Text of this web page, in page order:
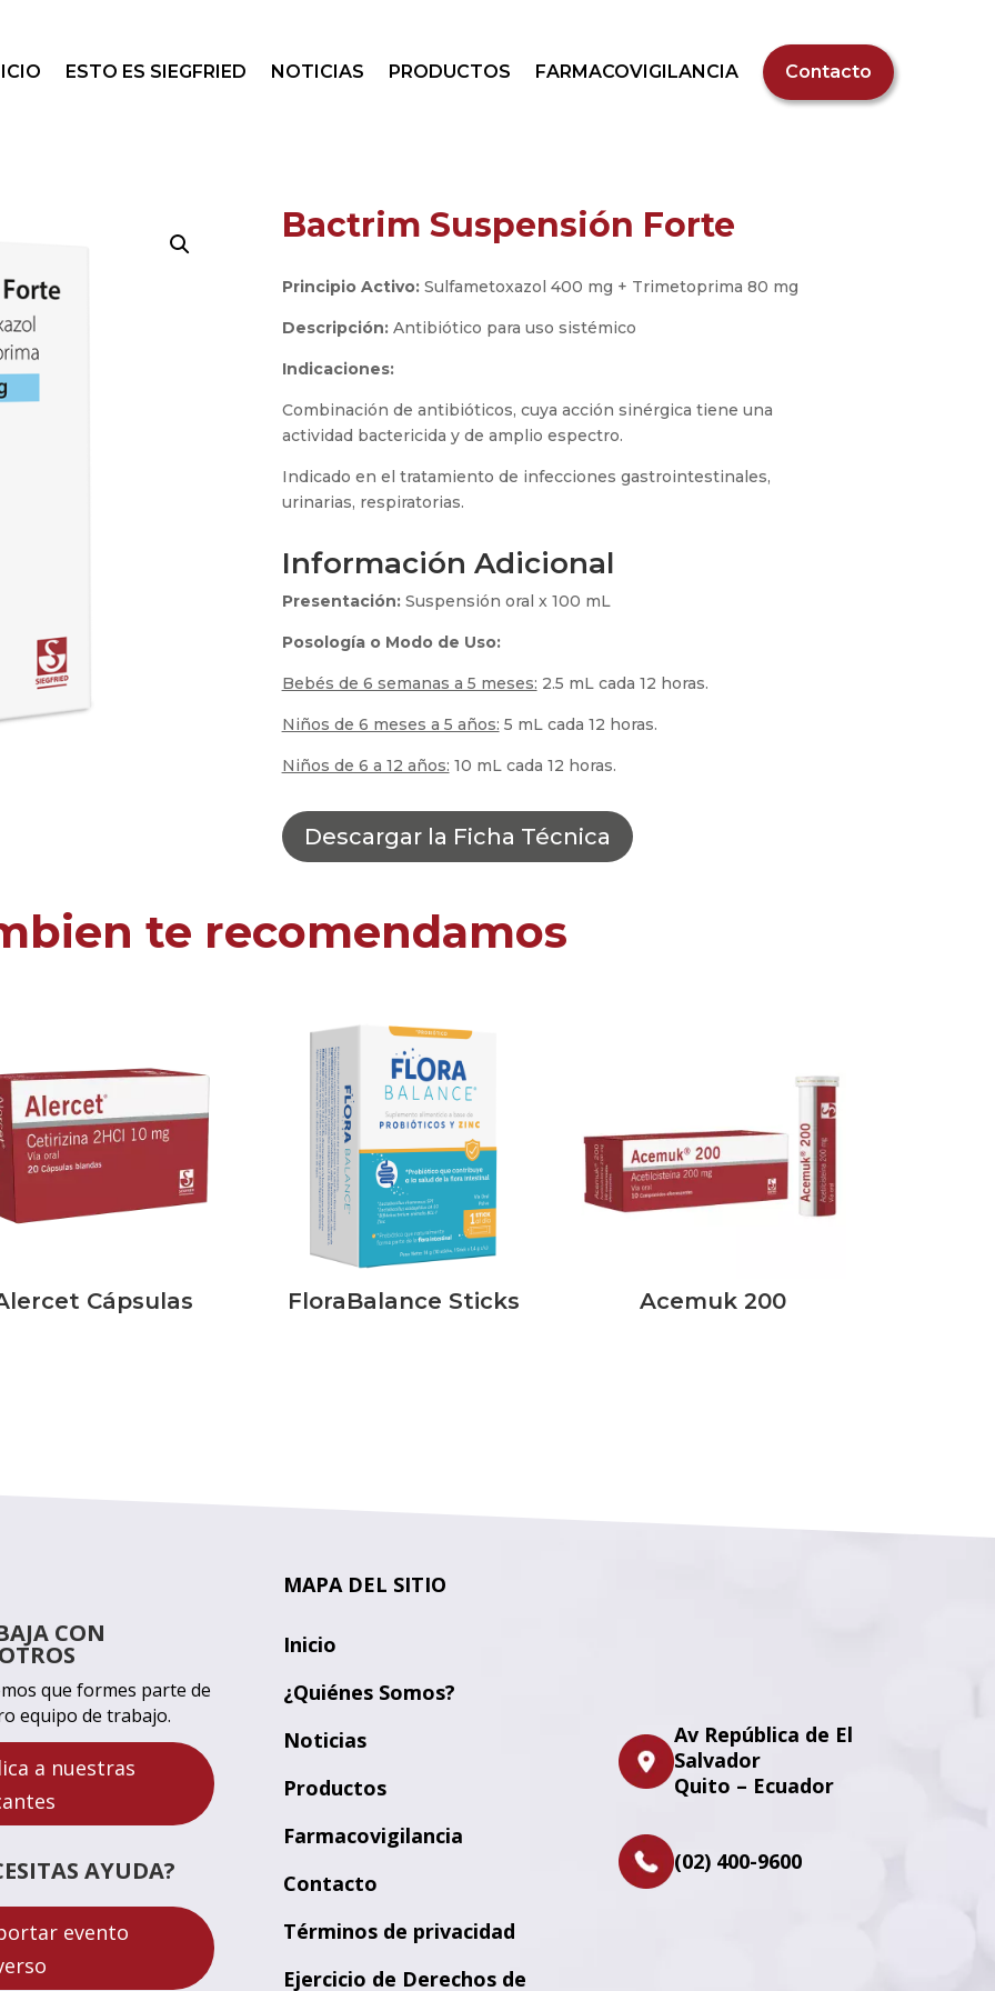
ESTO ES SIEGFRIED NOTICIAS PRODUCTOS FARMACOVIGILANCIA Contacto
Bactrim Suspensión Forte
Principio Activo:Sulfametoxazol 400 mg + Trimetoprima 80 mg
Descripción:Antibiótico para uso sistémico
Indicaciones:
Combinación de antibióticos, cuya acción sinérgica tiene una
actividad bactericida y de amplio espectro.
Indicado en el tratamiento de infecciones gastrointestinales,
urinarias, respiratorias.
Información Adicional
Presentación:Suspensión oral x 100 mL
Posología o Modo de Uso:
Bebés de 6 semanas a 5 meses: 2.5 mL cada 12 horas.
Niños de 6 meses a 5 años: 5 mL cada 12 horas.
Niños de 6 a 12 años: 10 mL cada 12 horas.
Descargar la Ficha Técnica
te recomendamos
Cápsulas FloraBalance Sticks Acemuk 200
CON
que formes parte de
equipo de trabajo.
a nuestras
AYUDA?
evento
MAPA DEL SITIO
Inicio
¿Quiénes Somos?
Noticias
Productos
Farmacovigilancia
Contacto
Términos de privacidad
Ejercicio de Derechos de
Av República de El
Salvador
Quito – Ecuador
(02) 400-9600